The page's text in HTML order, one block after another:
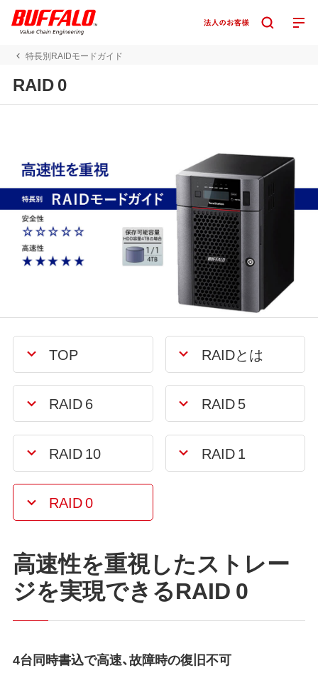
特長別RAIDモードガイド
RAID 0
TOP RAIDとは
RAID 6 RAID 5
RAID 10 RAID 1
RAID 0
高速性を重視したストレー
ジを実現できるRAID 0
4台同時書込で高速、故障時の復旧不可